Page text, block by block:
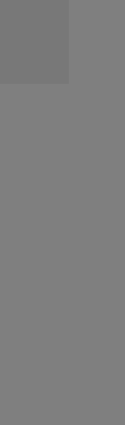
e-mail